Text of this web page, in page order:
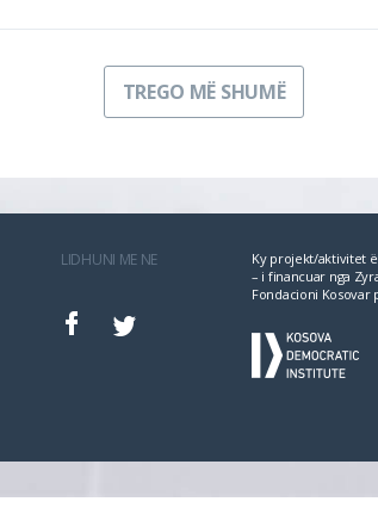
TREGO MË SHUMË
LIDHUNI ME NE
Ky projekt/aktivitet
– i financuar nga
Fondacioni Kosovar